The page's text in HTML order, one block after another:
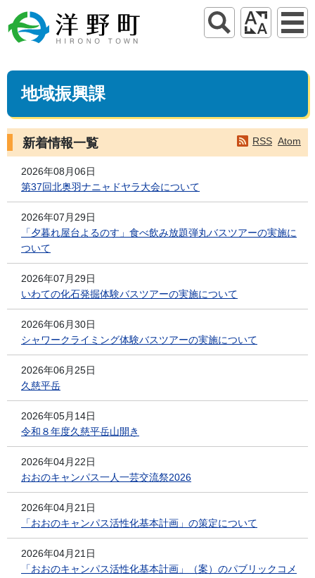
地域振興課
RSS Atom
新着情報一覧
2026年08月06日
第37回北奥羽ナニャドヤラ大会について
2026年07月29日
「夕暮れ屋台よるのす」食べ飲み放題弾丸バスツアーの実施に
ついて
2026年07月29日
いわての化石発掘体験バスツアーの実施について
2026年06月30日
シャワークライミング体験バスツアーの実施について
2026年06月25日
久慈平岳
2026年05月14日
令和８年度久慈平岳山開き
2026年04月22日
おおのキャンパス一人一芸交流祭2026
2026年04月21日
「おおのキャンパス活性化基本計画」の策定について
2026年04月21日
「おおのキャンパス活性化基本計画」（案）のパブリックコメ